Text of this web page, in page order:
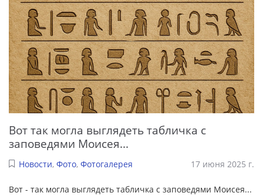
Вот так могла выглядеть табличка с
заповедями Моисея...
Новости, Фото, Фотогалерея 17 июня 2025 г.
Вот - так могла выглядеть табличка с заповедями Моисея...